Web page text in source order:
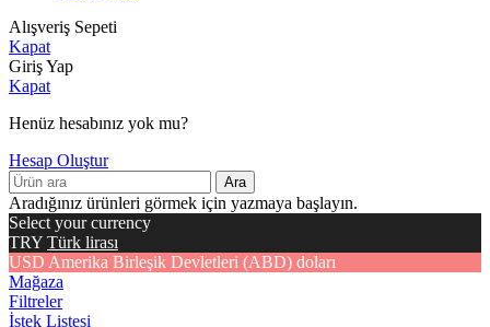
Alışveriş Sepeti
Kapat
Giriş Yap
Kapat
Henüz hesabınız yok mu?
Hesap Oluştur
Ara
Aradığınız ürünleri görmek için yazmaya başlayın.
Select your currency
TRY Türk lirası
USD Amerika Birleşik Devletleri (ABD) doları
Mağaza
Filtreler
İstek Listesi